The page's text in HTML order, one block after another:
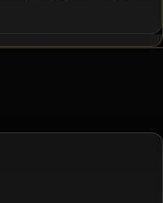
prix :